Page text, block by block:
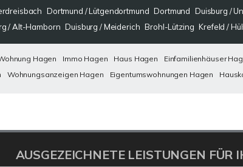
Dortmund / Lütgendortmund Dortmund Duisburg /
/ Alt-Hamborn Duisburg / Meiderich Brohl-Lützing Krefeld /
Hagen Immo Hagen Haus Hagen Einfamilienhäuser
Wohnungsanzeigen Hagen Eigentumswohnungen Hagen
AUSGEZEICHNETE LEISTUNGEN FÜR